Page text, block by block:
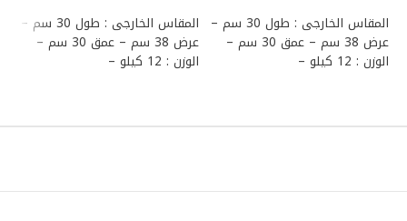
المقاس الخارجى : طول 30 سم –
عرض 38 سم – عمق 30 سم –
الوزن : 12 كيلو –
المقاس الخارجى : طول 30 سم –
عرض 38 سم – عمق 30 سم –
الوزن : 12 كيلو –